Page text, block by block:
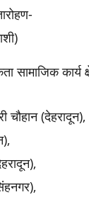
सामाजिक कार्य
चौहान (देहरादून),